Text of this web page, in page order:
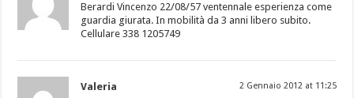
Berardi Vincenzo 22/08/57 ventennale esperienza come
guardia giurata. In mobilità da 3 anni libero subito.
Cellulare 338 1205749
Valeria 2 Gennaio 2012 at 11:25